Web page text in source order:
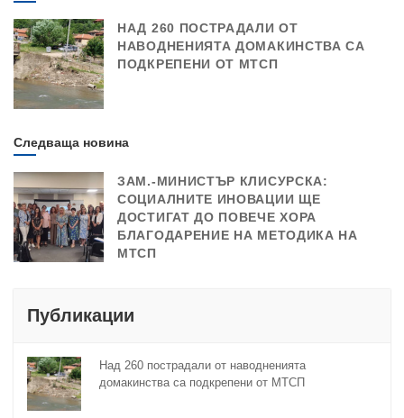
НАД 260 ПОСТРАДАЛИ ОТ
НАВОДНЕНИЯТА ДОМАКИНСТВА СА
ПОДКРЕПЕНИ ОТ МТСП
Следваща новина
ЗАМ.-МИНИСТЪР КЛИСУРСКА:
СОЦИАЛНИТЕ ИНОВАЦИИ ЩЕ
ДОСТИГАТ ДО ПОВЕЧЕ ХОРА
БЛАГОДАРЕНИЕ НА МЕТОДИКА НА
МТСП
Публикации
Над 260 пострадали от наводненията
домакинства са подкрепени от МТСП